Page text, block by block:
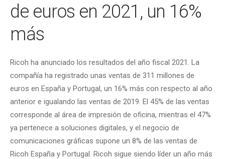
de euros en 2021, un 16%
más
Ricoh ha anunciado los resultados del año fiscal 2021. La
compañía ha registrado unas ventas de 311 millones de
euros en España y Portugal, un 16% más con respecto al año
anterior e igualando las ventas de 2019. El 45% de las ventas
corresponde al área de impresión de oficina, mientras el 47%
ya pertenece a soluciones digitales, y el negocio de
comunicaciones gráficas supone un 8% de las ventas de
Ricoh España y Portugal. Ricoh sigue siendo líder un año más